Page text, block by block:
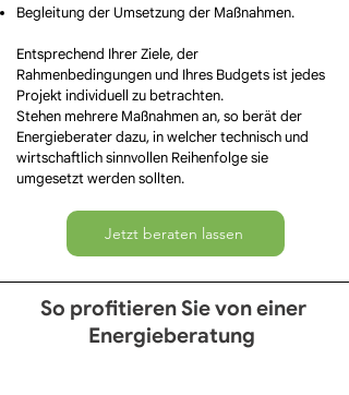
Begleitung der Umsetzung der Maßnahmen.
Entsprechend Ihrer Ziele, der
Rahmenbedingungen und Ihres Budgets ist jedes
Projekt individuell zu betrachten.
Stehen mehrere Maßnahmen an, so berät der
Energieberaterdazu, in welcher technisch und
wirtschaftlich sinnvollen Reihenfolge sie
umgesetzt werden sollten. ​​​
Jetzt beraten lassen
So profitieren Sie von einer
Energieberatung